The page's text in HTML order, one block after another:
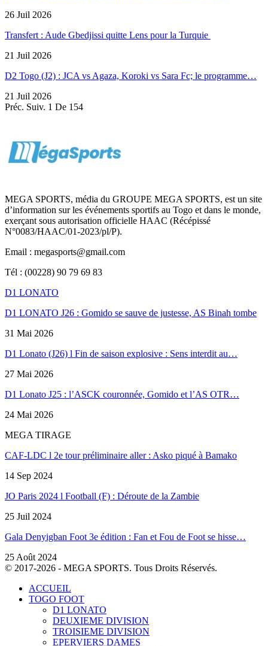
26 Juil 2026
Transfert : Aude Gbedjissi quitte Lens pour la Turquie
21 Juil 2026
D2 Togo (J2) : JCA vs Agaza, Koroki vs Sara Fc; le programme…
21 Juil 2026
Préc. Suiv. 1 De 154
MEGA SPORTS, média du GROUPE MEGA SPORTS, est un site
d’information sur les événements sportifs au Togo et dans le monde,
exerçant sous autorisation officielle HAAC (Récépissé
N°0083/HAAC/01-2023/pl/P).
Email : megasports@gmail.com
Tél : (00228) 90 79 69 83
D1 LONATO
D1 LONATO J26 : Gomido se sauve de justesse, AS Binah tombe
31 Mai 2026
D1 Lonato (J26) l Fin de saison explosive : Sens interdit au…
27 Mai 2026
D1 Lonato J25 : l’ASCK couronnée, Gomido et l’AS OTR…
24 Mai 2026
MEGA TIRAGE
CAF-LDC l 2e tour préliminaire aller : Asko piqué à Bamako
14 Sep 2024
JO Paris 2024 l Football (F) : Déroute de la Zambie
25 Juil 2024
Gala Denyigban Foot 3e édition : Fan et Fou de Foot se hisse…
25 Août 2024
© 2017-2026 - MEGA SPORTS. Tous Droits Réservés.
ACCUEIL
TOGO FOOT
D1 LONATO
DEUXIEME DIVISION
TROISIEME DIVISION
EPERVIERS DAMES